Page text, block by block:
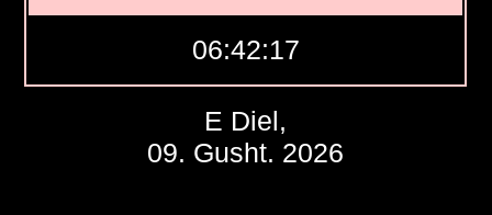
06:42:18
E Diel,
09. Gusht. 2026